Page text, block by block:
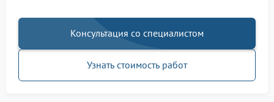
Консультация со специалистом
Узнать стоимость работ